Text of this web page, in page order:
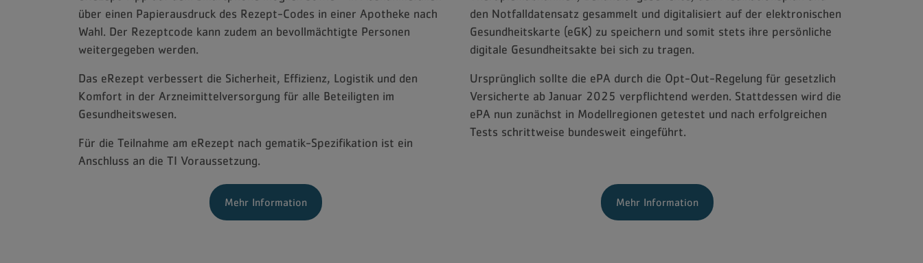
über einen Papierausdruck des Rezept-Codes in einer Apotheke nach
Wahl. Der Rezeptcode kann zudem an bevollmächtigte Personen
weitergegeben werden.
Das eRezept verbessert die Sicherheit, Effizienz, Logistik und den
Komfort in der Arzneimittelversorgung für alle Beteiligten im
Gesundheitswesen.
Für die Teilnahme am eRezept nach gematik-Spezifikation ist ein
Anschluss an die TI Voraussetzung.
Mehr Information
den Notfalldatensatz gesammelt und digitalisiert auf der elektronischen
Gesundheitskarte (eGK) zu speichern und somit stets ihre persönliche
digitale Gesundheitsakte bei sich zu tragen.
Ursprünglich sollte die ePA durch die Opt-Out-Regelung für gesetzlich
Versicherte ab Januar 2025 verpflichtend werden. Stattdessen wird die
ePA nun zunächst in Modellregionen getestet und nach erfolgreichen
Tests schrittweise bundesweit eingeführt.
Mehr Information